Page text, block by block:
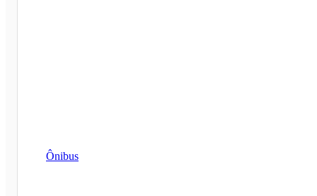
Ônibus